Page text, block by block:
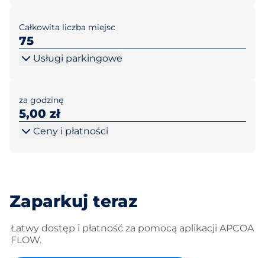
Całkowita liczba miejsc
75
Usługi parkingowe
za godzinę
5,00 zł
Ceny i płatności
Zaparkuj teraz
Łatwy dostęp i płatność za pomocą aplikacji APCOA
FLOW.